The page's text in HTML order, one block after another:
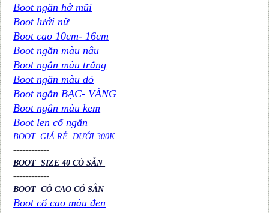
Boot ngắn hở mũi
Boot lưới nữ
Boot cao 10cm- 16cm
Boot ngắn màu nâu
Boot ngắn màu trắng
Boot ngắn màu đỏ
Boot ngắn BẠC- VÀNG
Boot ngắn màu kem
Boot len cổ ngắn
BOOT GIÁ RẺ DƯỚI 300K
------------
BOOT SIZE 40 CÓ SẴN
------------
BOOT CỔ CAO CÓ SẴN
Boot cổ cao màu đen